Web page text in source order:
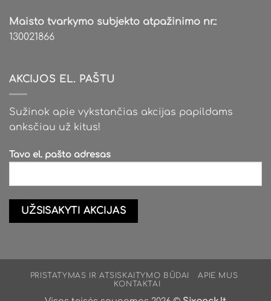
Maisto tvarkymo subjekto atpažinimo nr.:
130021866
AKCIJOS EL. PAŠTU
Sužinok apie vykstančias akcijas papildams
anksčiau už kitus!
Tavo el. pašto adresas
PRISTATYMAS IR ATSISKAITYMO BŪDAI
APIE MUS
KONTAKTAI